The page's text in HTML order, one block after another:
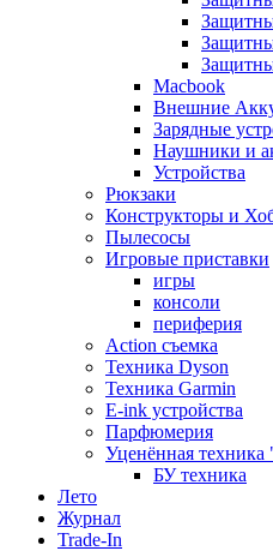
Macbook
Внешние
Зарядные
Наушники и
Устройства
Рюкзаки
Конструкторы и
Пылесосы
Игровые приставки
игры
консоли
периферия
Action съемка
Техника Dyson
Техника Garmin
E-ink устройства
Парфюмерия
Уценённая техника
БУ техника
Лето
Журнал
Trade-In